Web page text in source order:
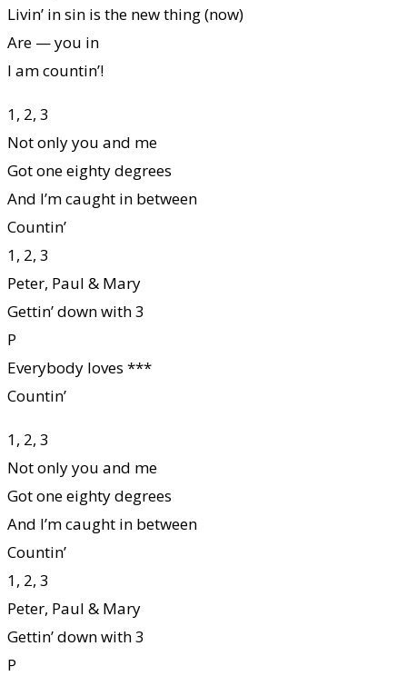
Livin’ in sin is the new thing (now)
Are — you in
I am countin’!
1, 2, 3
Not only you and me
Got one eighty degrees
And I’m caught in between
Countin’
1, 2, 3
Peter, Paul & Mary
Gettin’ down with 3
P
Everybody loves ***
Countin’
1, 2, 3
Not only you and me
Got one eighty degrees
And I’m caught in between
Countin’
1, 2, 3
Peter, Paul & Mary
Gettin’ down with 3
P